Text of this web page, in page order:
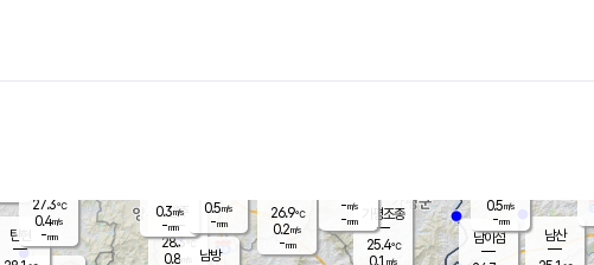
남이섬
양주
28.3℃
0.8
남산
0.5m/s
-mm
가평조종
25.4℃
0.1 m/s
26.9℃
0.2m/s
-mm
탄현
-m/s
-mm
남방
0.3m/s
-mm
27.3℃
0.4m/s
-mm
0.5m/s
-mm